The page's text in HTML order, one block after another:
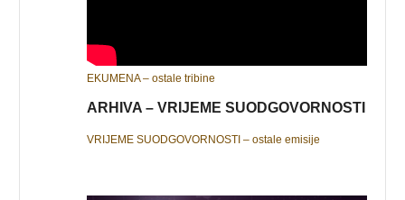
EKUMENA – ostale tribine
ARHIVA – VRIJEME SUODGOVORNOSTI
VRIJEME SUODGOVORNOSTI – ostale emisije